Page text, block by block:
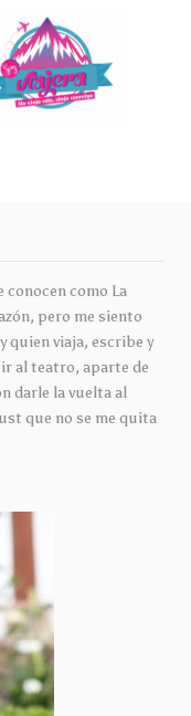
conocen como La
pero me siento
quien viaja, escribe y
al teatro, aparte de
darle la vuelta al
que no se me quita